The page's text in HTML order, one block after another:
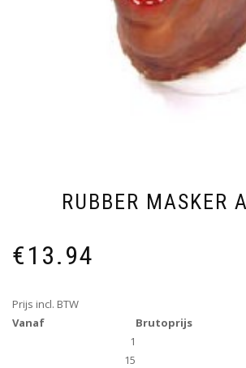
RUBBER MASKER
€13.94
Prijs incl. BTW
Vanaf
Brutoprijs
1
15